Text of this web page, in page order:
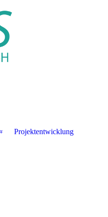
Projektentwicklung